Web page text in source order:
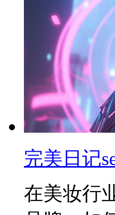
完美日记
在美妆行